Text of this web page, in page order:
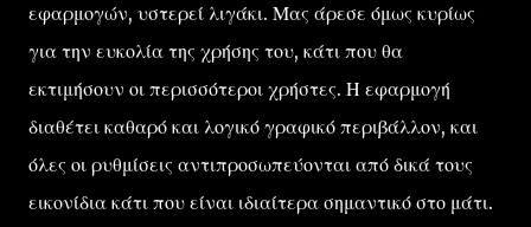
εφαρμογών, υστερεί λιγάκι. Μας άρεσε όμως κυρίως
για την ευκολία της χρήσης του, κάτι που θα
εκτιμήσουν οι περισσότεροι χρήστες. Η εφαρμογή
διαθέτει καθαρό και λογικό γραφικό περιβάλλον, και
όλες οι ρυθμίσεις αντιπροσωπεύονται από δικά τους
εικονίδια κάτι που είναι ιδιαίτερα σημαντικό στο μάτι.